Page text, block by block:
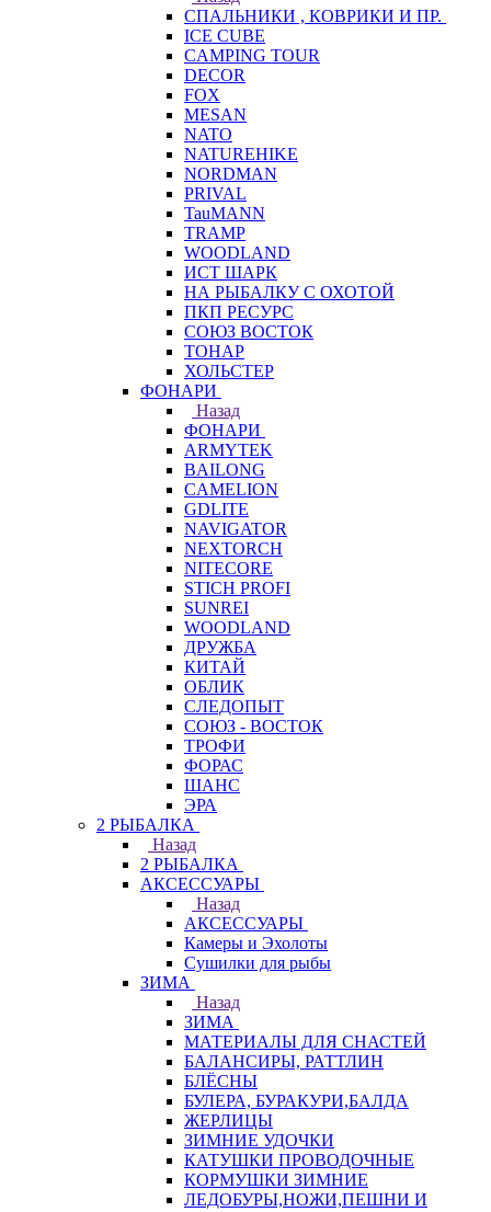
СПАЛЬНИКИ , КОВРИКИ И ПР.
ICE CUBE
CAMPING TOUR
DECOR
FOX
MESAN
NATO
NATUREHIKE
NORDMAN
PRIVAL
TauMANN
TRAMP
WOODLAND
ИСТ ШАРК
НА РЫБАЛКУ С ОХОТОЙ
ПКП РЕСУРС
СОЮЗ ВОСТОК
ТОНАР
ХОЛЬСТЕР
ФОНАРИ
Назад
ФОНАРИ
ARMYTEK
BAILONG
CAMELION
GDLITE
NAVIGATOR
NEXTORCH
NITECORE
STICH PROFI
SUNREI
WOODLAND
ДРУЖБА
КИТАЙ
ОБЛИК
СЛЕДОПЫТ
СОЮЗ - ВОСТОК
ТРОФИ
ФОРАС
ШАНС
ЭРА
2 РЫБАЛКА
Назад
2 РЫБАЛКА
АКСЕССУАРЫ
Назад
АКСЕССУАРЫ
Камеры и Эхолоты
Сушилки для рыбы
ЗИМА
Назад
ЗИМА
МАТЕРИАЛЫ ДЛЯ СНАСТЕЙ
БАЛАНСИРЫ, РАТТЛИН
БЛЁСНЫ
БУЛЕРА, БУРАКУРИ,БАЛДА
ЖЕРЛИЦЫ
ЗИМНИЕ УДОЧКИ
КАТУШКИ ПРОВОДОЧНЫЕ
КОРМУШКИ ЗИМНИЕ
ЛЕДОБУРЫ,НОЖИ,ПЕШНИ И